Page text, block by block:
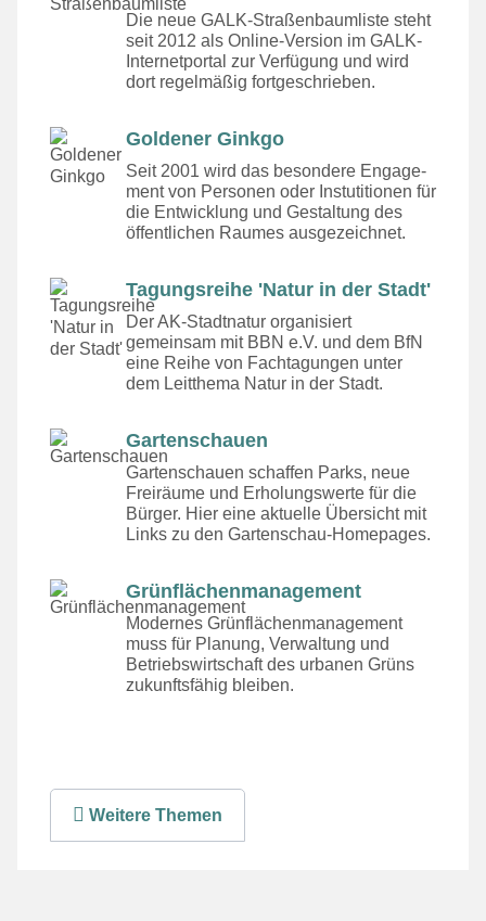
Die neue GALK-Straßenbaumliste steht
seit 2012 als Online-Version im GALK-
Internetportal zur Verfügung und wird
dort regelmäßig fortgeschrieben.
Goldener Ginkgo
Seit 2001 wird das besondere Engage­
ment von Personen oder Instutitionen für
die Entwicklung und Gestaltung des
öffentlichen Raumes ausgezeichnet.
Tagungsreihe 'Natur in der Stadt'
Der AK-Stadtnatur organisiert
gemeinsam mit BBN e.V. und dem BfN
eine Reihe von Fachtagungen unter
dem Leitthema Natur in der Stadt.
Gartenschauen
Gartenschauen schaffen Parks, neue
Freiräume und Erholungswerte für die
Bürger. Hier eine aktuelle Übersicht mit
Links zu den Gartenschau-Homepages.
Grünflächenmanagement
Modernes Grünflächenmanagement
muss für Planung, Verwaltung und
Betriebswirtschaft des urbanen Grüns
zukunftsfähig bleiben.
Weitere Themen